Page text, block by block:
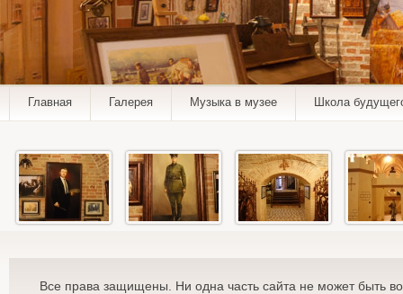
Главная Галерея Музыка в музее Школа
Все права защищены. Ни одна часть сайта не может быть